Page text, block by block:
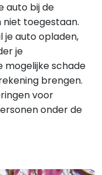
auto bij de
toegestaan.
je auto opladen,
je
mogelijke schade
brengen.
voor
onder de